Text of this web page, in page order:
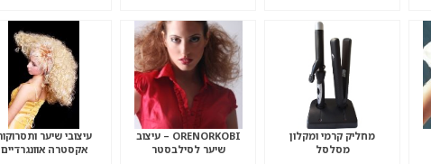
מחליק קרמי ומקלון
מסלסל
ORENORKOBI – עיצוב
שיער לסילבסטר
עיצובי שיער
אקסטרה אוונגרדיים